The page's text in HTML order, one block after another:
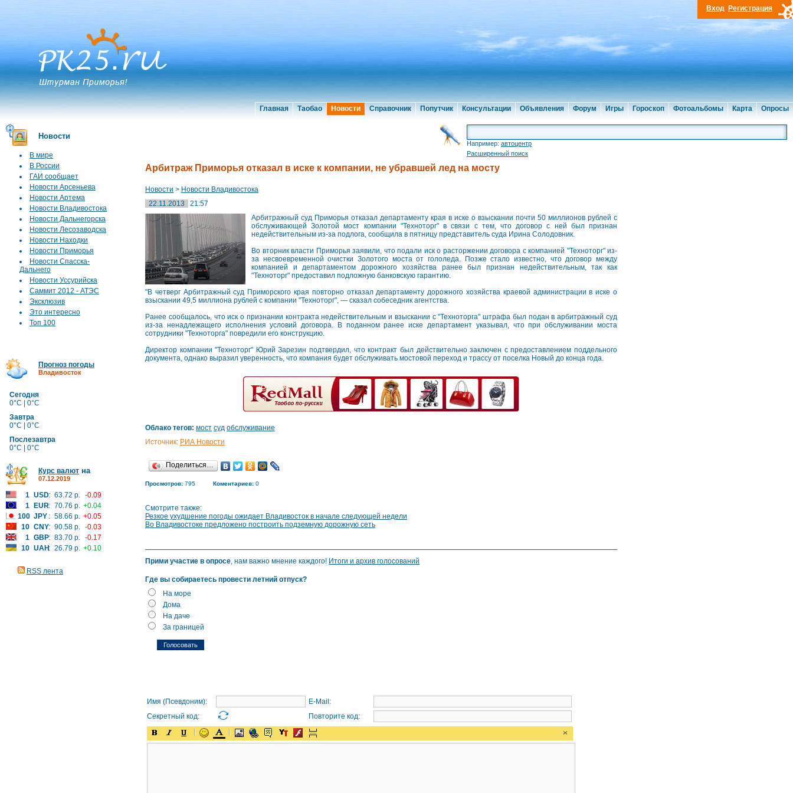
Главная Таобао Новости Справочник Попутчик Консультации Объявления Форум Игры Гороскоп Фотоальбомы Карта Опросы
Вход Регистрация
Новости
В мире
В России
ГАИ сообщает
Новости Арсеньева
Новости Артема
Новости Владивостока
Новости Дальнегорска
Новости Лесозаводска
Новости Находки
Новости Приморья
Новости Спасска-
Дальнего
Новости Уссурийска
Саммит 2012 - АТЭС
Эксклюзив
Это интересно
Топ 100
Прогноз погоды
Владивосток
Сегодня
0°C | 0°C
Завтра
0°C | 0°C
Послезавтра
0°C | 0°C
Курс валют на
07.12.2019
1 USD: 63.72 р. -0.09
1
EUR: 70.76 р. +0.04
100 JPY : 58.66 р. +0.05
10 CNY: 90.58 р. -0.03
1 GBP: 83.70 р. -0.17
10 UAH: 26.79 р. +0.10
RSS лента
Например: автоцентр
Расширенный поиск
Арбитраж Приморья отказал в иске к компании, не убравшей лед на мосту
Новости > Новости Владивостока
22.11.2013
21:57
Арбитражный суд Приморья отказал департаменту края в иске о взыскании почти 50 миллионов рублей с
обслуживающей Золотой мост компании "Техноторг" в связи с тем, что договор с ней был признан
недействительным из-за подлога, сообщила в пятницу представитель суда Ирина Солодовник.
Во вторник власти Приморья заявили, что подали иск о расторжении договора с компанией "Техноторг" из-
за несвоевременной очистки Золотого моста от гололеда. Позже стало известно, что договор между
компанией и департаментом дорожного хозяйства ранее был признан недействительным, так как
"Техноторг" предоставил подложную банковскую гарантию.
"В четверг Арбитражный суд Приморского края повторно отказал департаменту дорожного хозяйства краевой администрации в иске о
взыскании 49,5 миллиона рублей с компании "Техноторг", — сказал собеседник агентства.
Ранее сообщалось, что иск о признании контракта недействительным и взыскании с "Техноторга" штрафа был подан в арбитражный суд
из-за ненадлежащего исполнения условий договора. В поданном ранее иске департамент указывал, что при обслуживании моста
сотрудники "Техноторга" повредили его конструкцию.
Директор компании "Техноторг" Юрий Зарезин подтвердил, что контракт был действительно заключен с предоставлением поддельного
документа, однако выразил уверенность, что компания будет обслуживать мостовой переход и трассу от поселка Новый до конца года.
Облако тегов: мост суд обслуживание
Источник: РИА Новости
Поделиться…
Просмотров: 795 Коментариев: 0
Смотрите также:
Резкое ухудшение погоды ожидает Владивосток в начале следующей недели
Во Владивостоке предложено построить подземную дорожную сеть
Прими участие в опросе, нам важно мнение каждого! Итоги и архив голосований
Где вы собираетесь провести летний отпуск?
На море
Дома
На даче
За границей
Имя (Псевдоним):
E-Mail:
Секретный код:
Повторите код: